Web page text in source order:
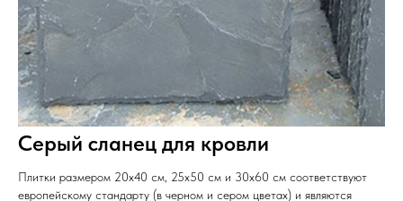
Серый сланец для кровли
Плитки размером 20x40 см, 25x50 см и 30x60 см соответствуют
европейскому стандарту (в черном и сером цветах) и являются